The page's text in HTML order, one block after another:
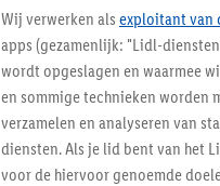
Wij verwerken als exploitant van
apps (gezamenlijk: "Lidl-
wordt opgeslagen en waarmee
en sommige technieken worden
verzamelen en analyseren van
diensten. Als je lid bent van het
voor de hiervoor genoemde